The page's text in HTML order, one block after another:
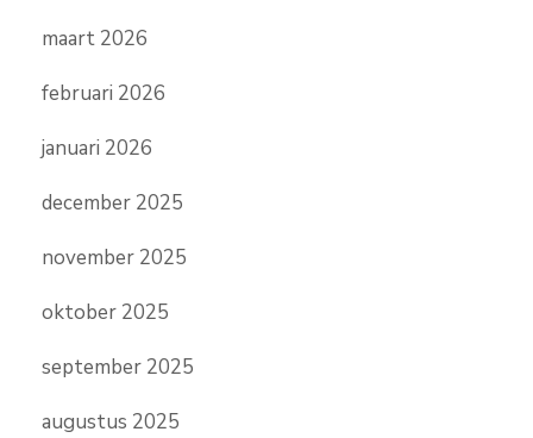
maart 2026
februari 2026
januari 2026
december 2025
november 2025
oktober 2025
september 2025
augustus 2025